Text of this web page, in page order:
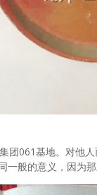
团061基地。对他
般的意义，因为